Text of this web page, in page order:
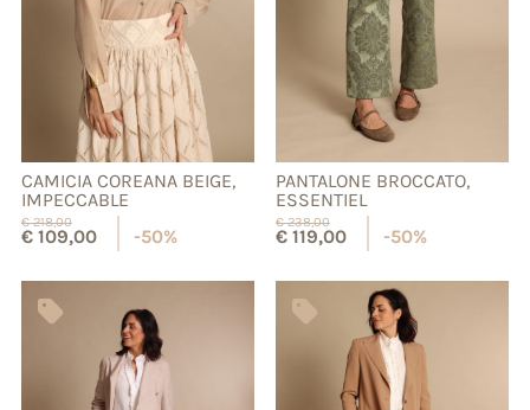
CAMICIA COREANA BEIGE,
IMPECCABLE
€218,00
€109,00 -50%
PANTALONE BROCCATO,
ESSENTIEL
€238,00
€119,00 -50%